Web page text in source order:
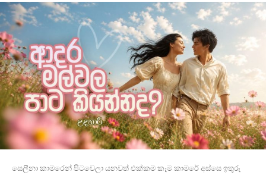
සෙලීනා කාමරෙන් පිටවෙලා යනවත් එක්කම කෑම කාමරේ අස්සෙ ඉතුරු